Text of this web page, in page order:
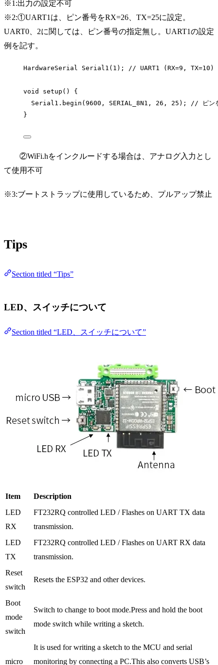
※1:出力の設定不可
※2:①UART1は、ピン番号をRX=26、TX=25に設定。
UART0、2に関しては、ピン番号の指定無し。UART1の設定
例を記す。
HardwareSerial Serial1 ( 1 ); // UART1 (RX=9, TX=10)
void setup () {
Serial1 . begin ( 9600 , SERIAL_8N1, 26 , 25 );
// ピン
}
②WiFi.hをインクルードする場合は、アナログ入力とし
て使用不可
※3:ブートストラップに使用しているため、プルアップ禁止
Tips
Section titled “Tips”
LED、スイッチについて
Section titled “LED、スイッチについて”
Item
Description
LED
RX
FT232RQ controlled LED / Flashes on UART TX data
transmission.
LED
TX
FT232RQ controlled LED / Flashes on UART RX data
transmission.
Reset
switch
Resets the ESP32 and other devices.
Boot
mode
switch
Switch to change to boot mode.Press and hold the boot
mode switch while writing a sketch.
micro
It is used for writing a sketch to the MCU and serial
monitoring by connecting a PC.This also converts USB’s